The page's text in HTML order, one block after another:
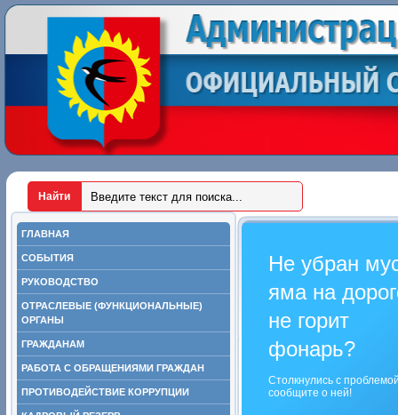
ГЛАВНАЯ
СОБЫТИЯ
РУКОВОДСТВО
ОТРАСЛЕВЫЕ (ФУНКЦИОНАЛЬНЫЕ)
ОРГАНЫ
ГРАЖДАНАМ
РАБОТА С ОБРАЩЕНИЯМИ ГРАЖДАН
ПРОТИВОДЕЙСТВИЕ КОРРУПЦИИ
Не убран
яма на
не горит
фонарь?
Столкнулись с
сообщите о ней!